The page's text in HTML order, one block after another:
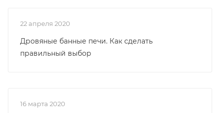
22 апреля 2020
Дровяные банные печи. Как сделать
правильный выбор
16 марта 2020